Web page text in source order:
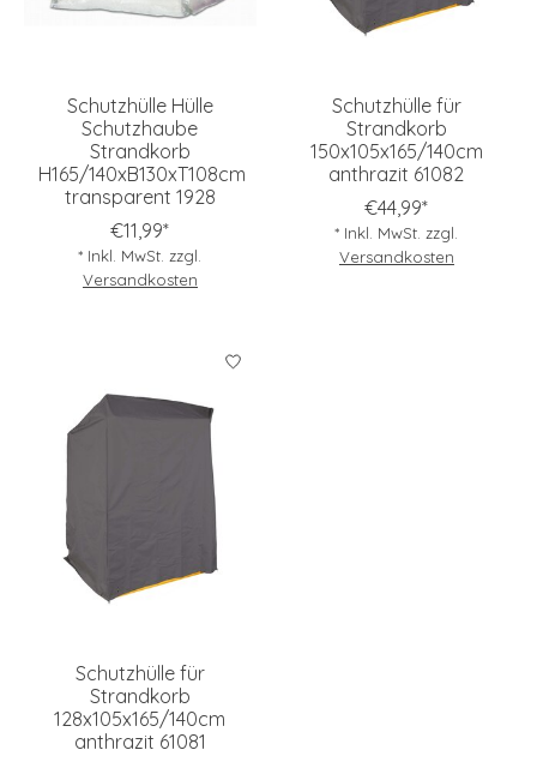
Schutzhülle Hülle
Schutzhaube
Strandkorb
H165/140xB130xT108cm
transparent 1928
€11,99*
* Inkl. MwSt. zzgl.
Versandkosten
Schutzhülle für
Strandkorb
150x105x165/140cm
anthrazit 61082
€44,99*
* Inkl. MwSt. zzgl.
Versandkosten
Schutzhülle für
Strandkorb
128x105x165/140cm
anthrazit 61081